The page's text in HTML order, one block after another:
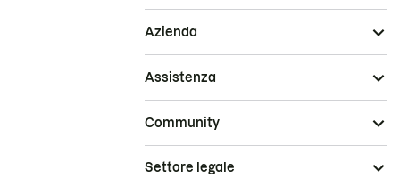
Azienda
Assistenza
Community
Settore legale